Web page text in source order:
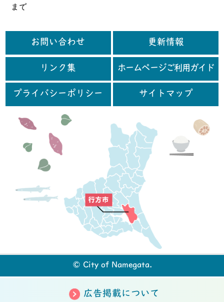
まで
お問い合わせ 更新情報
リンク集 ホームページご利用ガイド
プライバシーポリシー サイトマップ
© City of Namegata.
広告掲載について